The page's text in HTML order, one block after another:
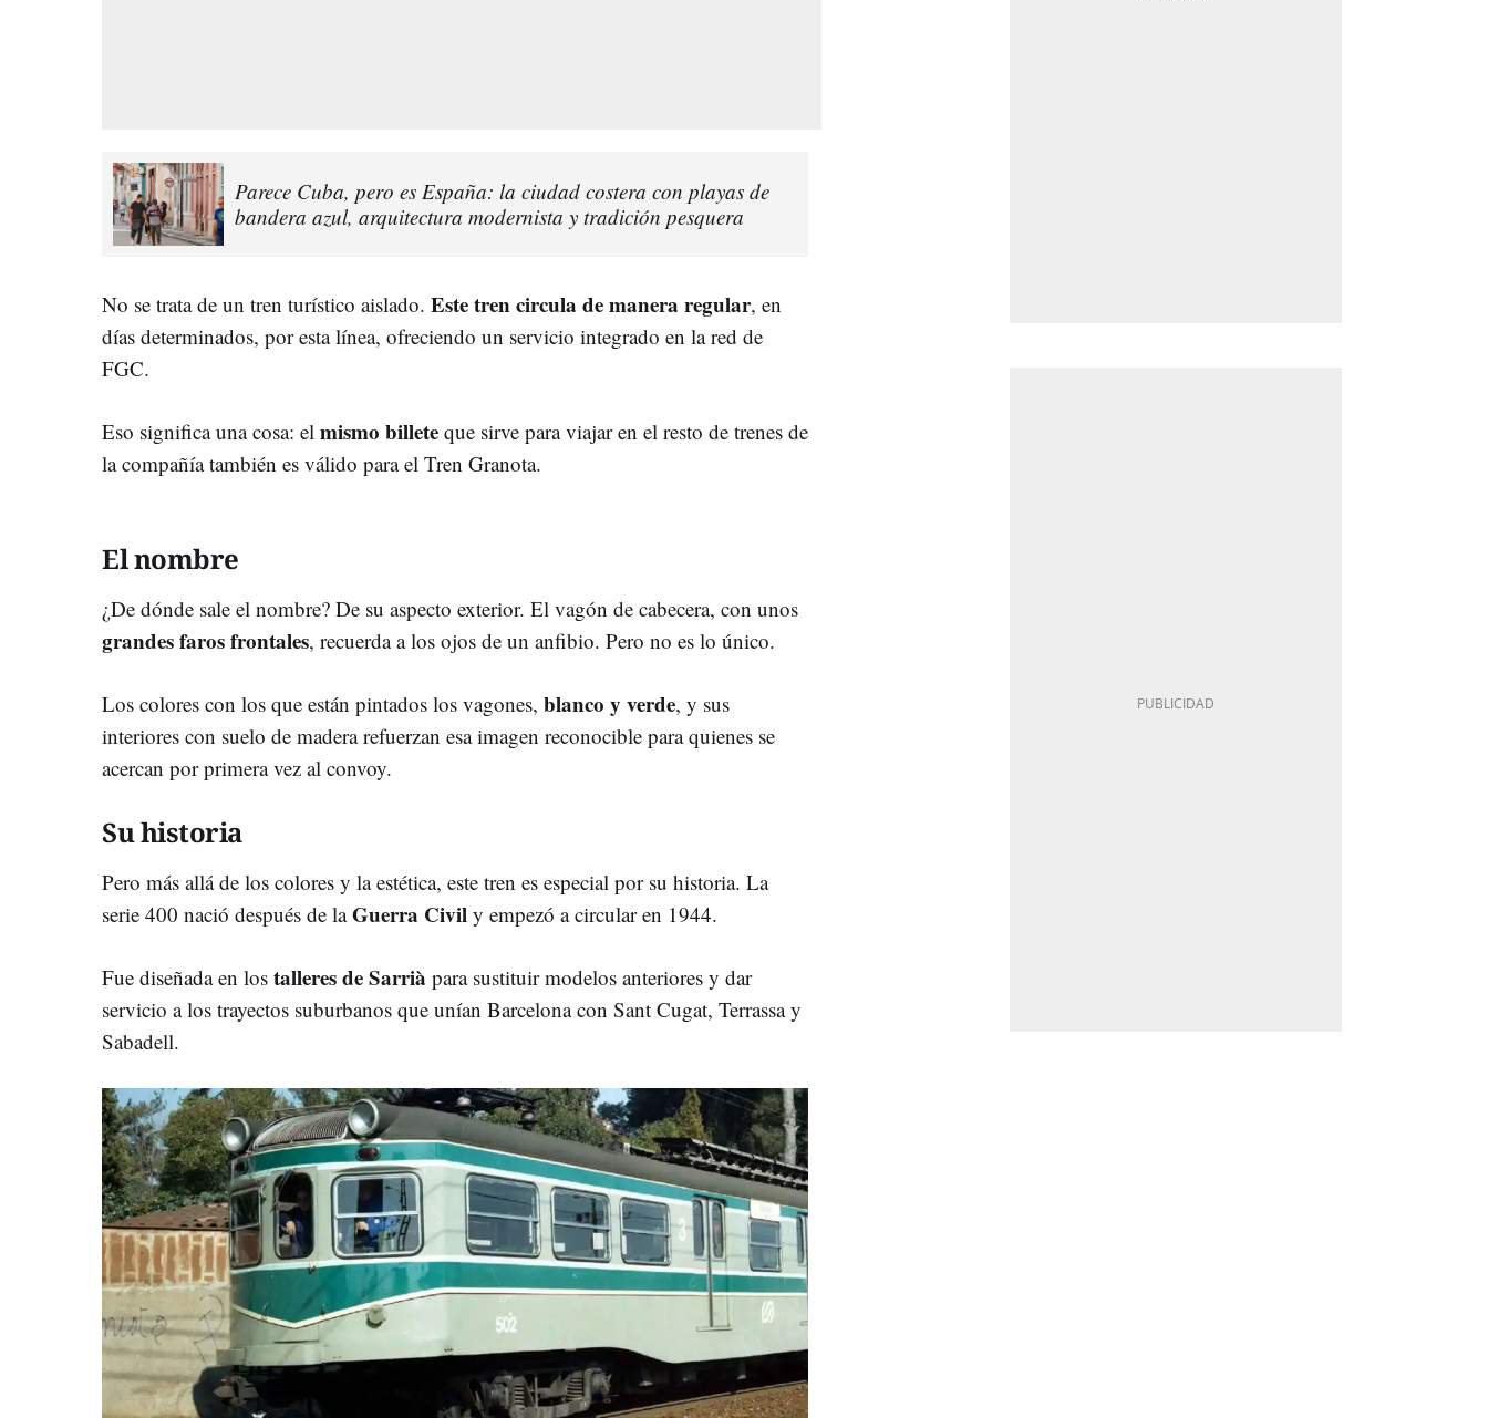
Parece Cuba, pero es España: la ciudad costera con playas de
bandera azul, arquitectura modernista y tradición pesquera
No se trata de un tren turístico aislado. Este tren circula de manera regular, en
días determinados, por esta línea, ofreciendo un servicio integrado en la red de
FGC.
Eso significa una cosa: el mismo billete que sirve para viajar en el resto de trenes de
la compañía también es válido para el Tren Granota.
El nombre
¿De dónde sale el nombre? De su aspecto exterior. El vagón de cabecera, con unos
grandes faros frontales, recuerda a los ojos de un anfibio. Pero no es lo único.
Los colores con los que están pintados los vagones, blanco y verde, y sus
interiores con suelo de madera refuerzan esa imagen reconocible para quienes se
acercan por primera vez al convoy.
Su historia
Pero más allá de los colores y la estética, este tren es especial por su historia. La
serie 400 nació después de laGuerra Civil y empezó a circular en 1944.
Fue diseñada en los talleres de Sarrià para sustituir modelos anteriores y dar
servicio a los trayectos suburbanos que unían Barcelona con Sant Cugat, Terrassa y
Sabadell.